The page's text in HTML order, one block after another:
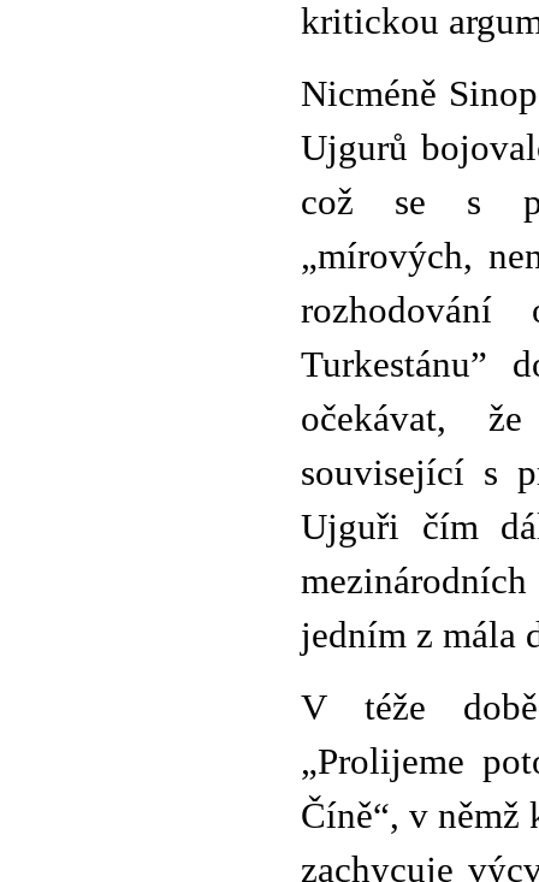
kritickou
Nicméně
Ujgurů
což se s
„mírových,
rozhodování
Turkestánu”
očekávat,
související s
Ujguři čím
jedním z mála
V téže
„Prolijeme
Číně“, v
zachycuje